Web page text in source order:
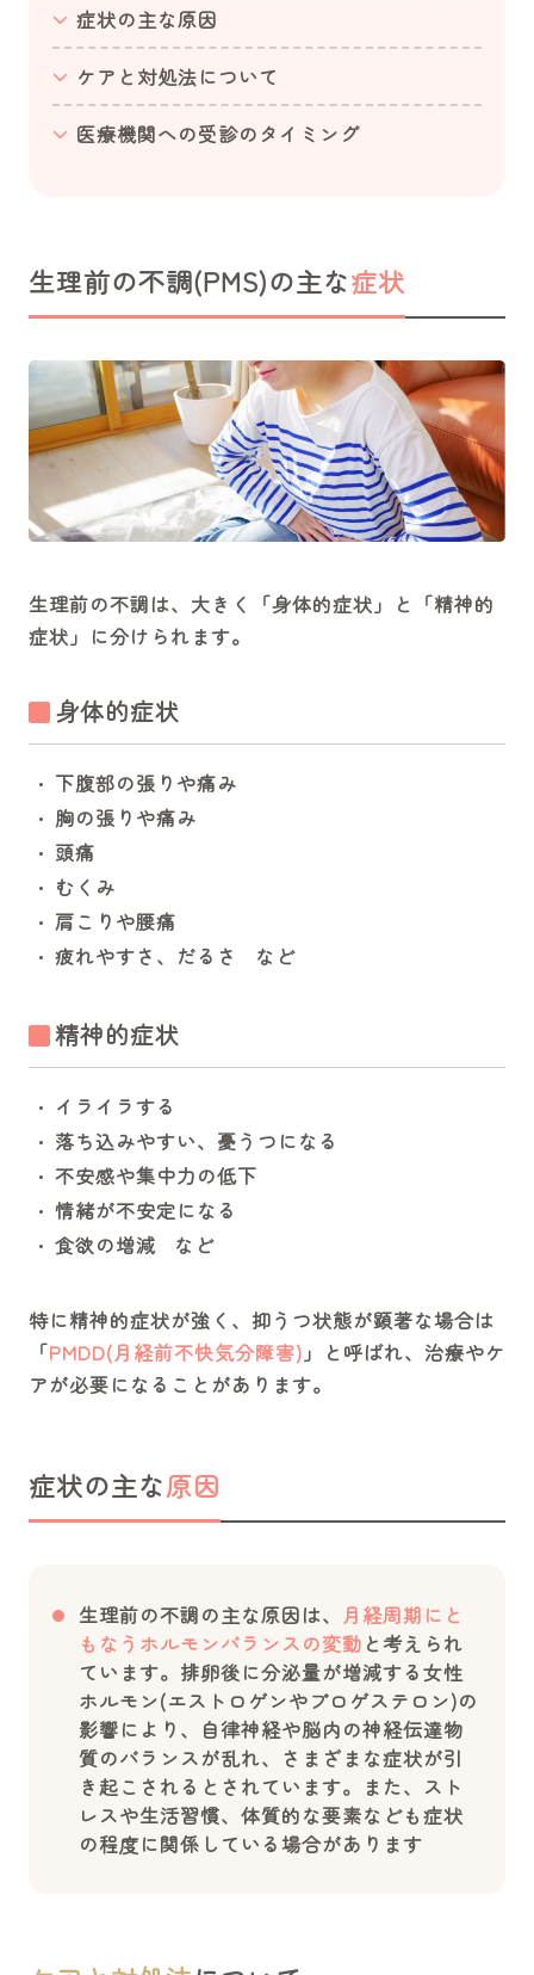
症状の主な原因
ケアと対処法について
医療機関への受診のタイミング
生理前の不調(PMS)の主な症状
生理前の不調は、大きく「身体的症状」と「精神的
症状」に分けられます。
身体的症状
下腹部の張りや痛み
胸の張りや痛み
頭痛
むくみ
肩こりや腰痛
疲れやすさ、だるさ など
精神的症状
イライラする
落ち込みやすい、憂うつになる
不安感や集中力の低下
情緒が不安定になる
食欲の増減 など
特に精神的症状が強く、抑うつ状態が顕著な場合は
「PMDD(月経前不快気分障害)」と呼ばれ、治療やケ
アが必要になることがあります。
症状の主な原因
生理前の不調の主な原因は、 月経周期にと
もなうホルモンバランスの変動 と考えられ
ています。排卵後に分泌量が増減する女性
ホルモン(エストロゲンやプロゲステロン)の
影響により、自律神経や脳内の神経伝達物
質のバランスが乱れ、さまざまな症状が引
き起こされるとされています。また、スト
レスや生活習慣、体質的な要素なども症状
の程度に関係している場合があります